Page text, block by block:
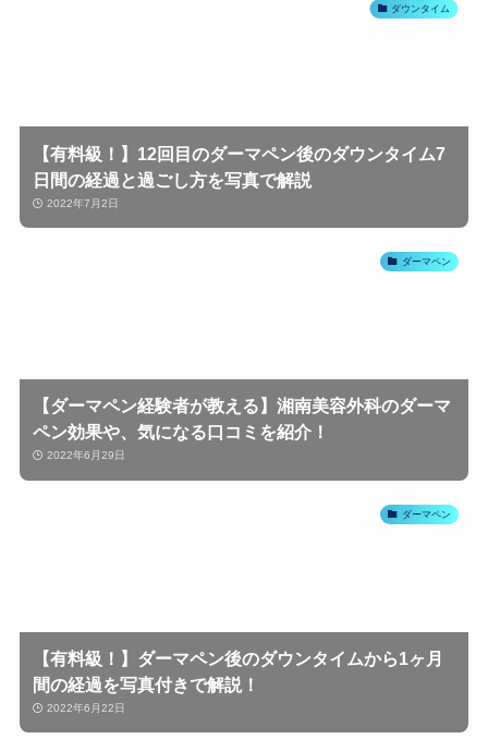
ダウンタイム
【有料級！】12回目のダーマペン後のダウンタイム7
日間の経過と過ごし方を写真で解説
2022年7月2日
ダーマペン
【ダーマペン経験者が教える】湘南美容外科のダーマ
ペン効果や、気になる口コミを紹介！
2022年6月29日
ダーマペン
【有料級！】ダーマペン後のダウンタイムから1ヶ月
間の経過を写真付きで解説！
2022年6月22日